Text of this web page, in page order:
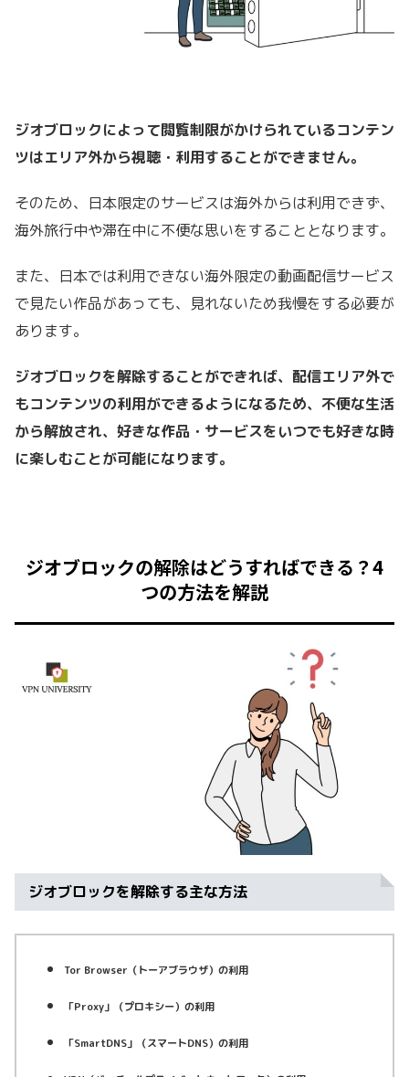
ジオブロックによって閲覧制限がかけられているコンテン
ツはエリア外から視聴・利用することができません。
そのため、日本限定のサービスは海外からは利用できず、
海外旅行中や滞在中に不便な思いをすることとなります。
また、日本では利用できない海外限定の動画配信サービス
で見たい作品があっても、見れないため我慢をする必要が
あります。
ジオブロックを解除することができれば、配信エリア外で
もコンテンツの利用ができるようになるため、不便な生活
から解放され、好きな作品・サービスをいつでも好きな時
に楽しむことが可能になります。
ジオブロックの解除はどうすればできる？4
つの方法を解説
ジオブロックを解除する主な方法
Tor Browser（トーアブラウザ）の利用
「Proxy」（プロキシー）の利用
「SmartDNS」（スマートDNS）の利用